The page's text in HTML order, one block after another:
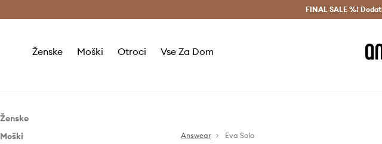
Dostava v 3 dneh >
FINAL SALE %!
Ženske Moški Otroci Vse Za Dom
Ženske
Dodatki
Moški
Answear Eva Solo